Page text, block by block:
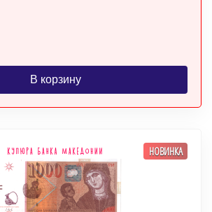
В корзину
НОВИНКА